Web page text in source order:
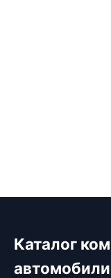
Каталог